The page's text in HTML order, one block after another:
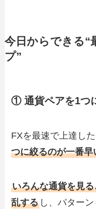
今日からできる“
プ”
① 通貨ペアを1つ
FXを最速で上達し
つに絞るのが一番早
いろんな通貨を見
乱する し、パター